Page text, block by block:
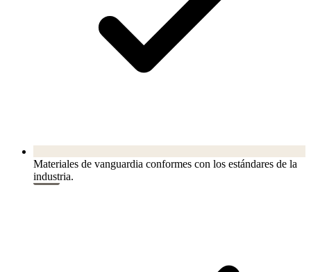
Materiales de vanguardia conformes con los estándares de la
industria.